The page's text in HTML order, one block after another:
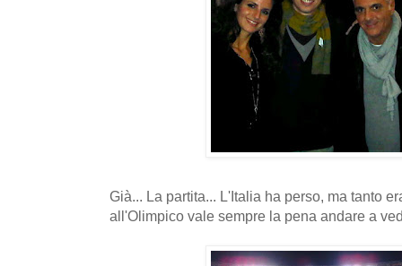
Già... La partita... L'Italia ha perso, ma tanto
all'Olimpico vale sempre la pena andare a